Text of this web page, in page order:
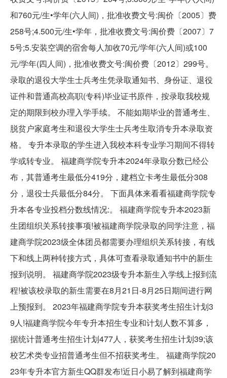
和760元/生•学年(六人间)，批准收费文号:闽价〔2005〕费
258号;4.500元/生•学年，批准收费文号:闽价费〔2007〕7
5号;5.安装空调的宿舍每人加收70元/学年(六人间)或100
元/学年(四人间)，批准收费文号:闽价费〔2012〕299号。
录取的退役大学生士兵考生凭录取通知书、身份证、退役
证件和普通高校高职(专科)毕业证书原件，按录取我校规
定的期限到校办理入学手续。 不能如期毕业的普通考生、
脱贫户家庭考生和退役大学生士兵考生取消专升本录取资
格。 专升本录取的学生进入我校本科专业学习期间不得转
学或转专业。 福建商学院专升本2024年录取分数已经公
布，其普通考生最低分419分，建档立卡考生最低分308
分，退役士兵最低分84分。 下面具体来看看福建商学院专
升本各专业投档分数线情况:。 福建商学院专升本2023新
生团组织关系转接事项!被福建商学院录取的同学注意，福
建商学院2023级全体团员都需要办理组织关系转接，有线
下和线上两种转接方式，具体可查看录取通知书中的新生
报到说明。 福建商学院2023级专升本新生入学线上报到流
程!被该校录取的新生需要在8月21日-8月25日期间进行网
上预报到。 2023年福建商学院专升本获奖考生招生计划3
9人!福建商学院今年专升本招生专业和计划人数不算多，
据统计普通考生招生计划477人，获奖考生招生计划39;该
校艺术类专业招普通考生但不招获奖考生。 福建商学院20
23年专升本官方新生QQ群发布!近日小易了解到福建商学